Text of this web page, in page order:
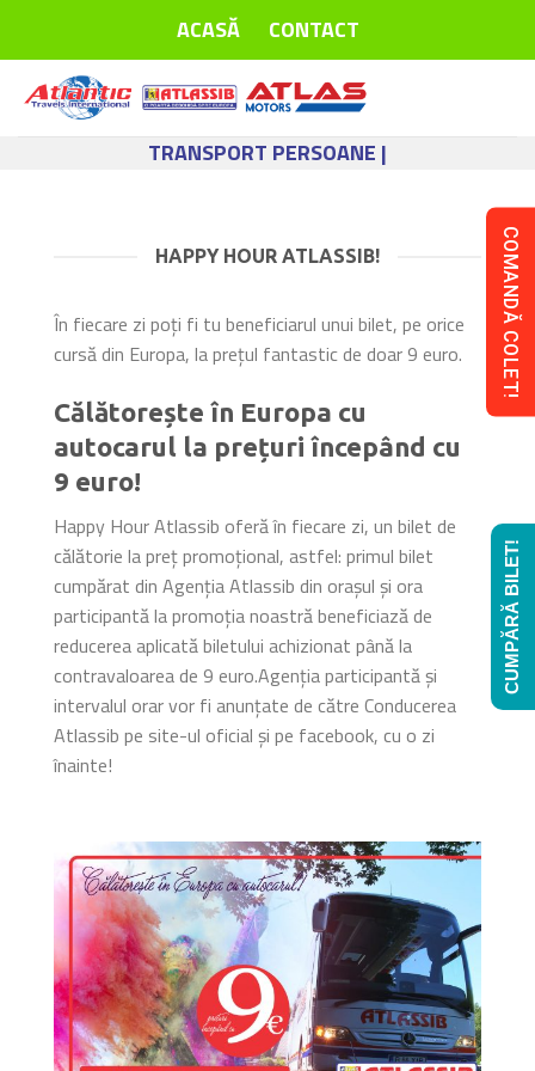
ACASĂ CONTACT
TRANSPORT PERSOANE |
HAPPY HOUR ATLASSIB!
În fiecare zi poți fi tu beneficiarul unui bilet, pe orice
cursă din Europa, la prețul fantastic de doar 9 euro.
Călătorește în Europa cu
autocarul la prețuri începând cu
9 euro!
Happy Hour Atlassib oferă în fiecare zi, un bilet de
călătorie la preț promoțional, astfel: primul bilet
cumpărat din Agenția Atlassib din orașul și ora
participantă la promoția noastră beneficiază de
reducerea aplicată biletului achizionat până la
contravaloarea de 9 euro.Agenția participantă și
intervalul orar vor fi anunțate de către Conducerea
Atlassib pe site-ul oficial și pe facebook, cu o zi
înainte!
COMANDĂ COLET!
CUMPĂRĂ BILET!